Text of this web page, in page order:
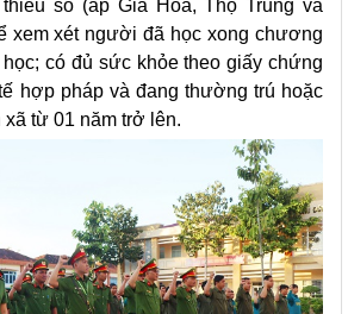
số (ấp Gia Hòa, Thọ Trung và
xem xét người đã học xong chương
có đủ sức khỏe theo giấy chứng
hợp pháp và đang thường trú hoặc
xã từ 01 năm trở lên.